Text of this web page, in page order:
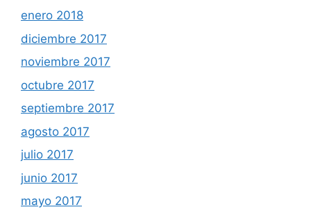
enero 2018
diciembre 2017
noviembre 2017
octubre 2017
septiembre 2017
agosto 2017
julio 2017
junio 2017
mayo 2017